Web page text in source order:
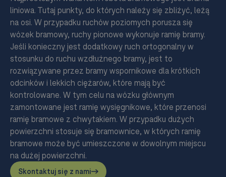
liniowa. Tutaj punkty, do których należy się zbliżyć, leżą
na osi. W przypadku ruchów poziomych porusza się
wózek bramowy, ruchy pionowe wykonuje ramię bramy.
Jeśli konieczny jest dodatkowy ruch ortogonalny w
stosunku do ruchu wzdłużnego bramy, jest to
rozwiązywane przez bramy wspornikowe dla krótkich
odcinków i lekkich ciężarów, które mają być
kontrolowane. W tym celu na wózku głównym
zamontowane jest ramię wysięgnikowe, które przenosi
ramię bramowe z chwytakiem. W przypadku dużych
powierzchni stosuje się bramownice, w których ramię
bramowe może być umieszczone w dowolnym miejscu
na dużej powierzchni.
Skontaktuj się z nami